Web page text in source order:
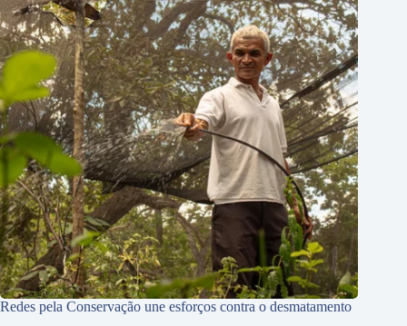
Redes pela Conservação une esforços contra o desmatamento